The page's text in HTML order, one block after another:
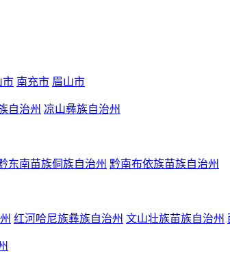
市 南充市 眉山市
自治州 凉山彝族自治州
东南苗族侗族自治州 黔南布依族苗族自治州
红河哈尼族彝族自治州 文山壮族苗族自治州